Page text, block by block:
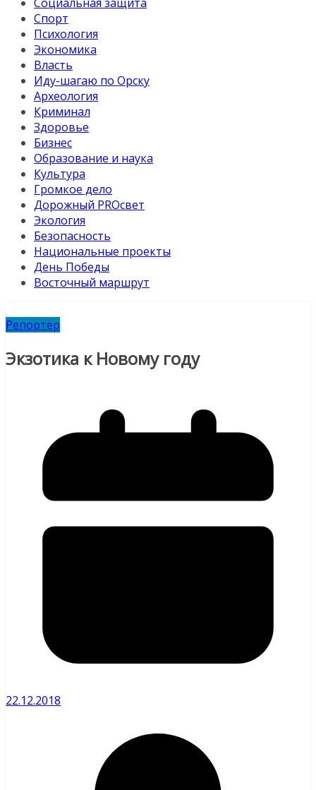
Спорт
Психология
Экономика
Власть
Иду-шагаю по Орску
Археология
Криминал
Здоровье
Бизнес
Образование и наука
Культура
Громкое дело
Дорожный PROсвет
Экология
Безопасность
Национальные проекты
День Победы
Восточный маршрут
Репортёр
Экзотика к Новому году
22.12.2018